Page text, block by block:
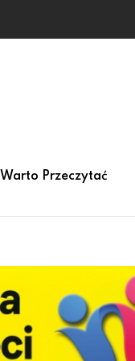
Warto Przeczytać